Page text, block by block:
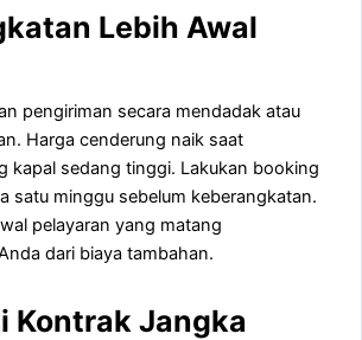
Lebih Awal
pengiriman secara mendadak atau
Harga cenderung naik saat
kapal sedang tinggi. Lakukan booking
satu minggu sebelum keberangkatan.
pelayaran yang matang
dari biaya tambahan.
Kontrak Jangka